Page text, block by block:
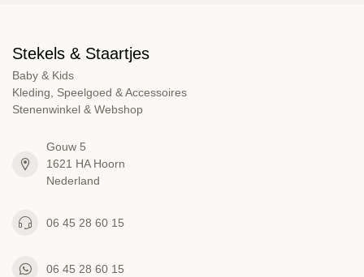
Stekels & Staartjes
Baby & Kids
Kleding, Speelgoed & Accessoires
Stenenwinkel & Webshop
Gouw 5
1621 HA Hoorn
Nederland
06 45 28 60 15
06 45 28 60 15